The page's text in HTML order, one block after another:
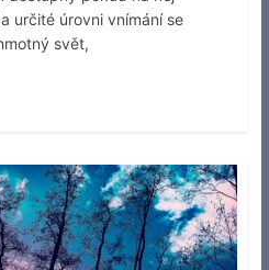
určité úrovni vnímání se
svět,